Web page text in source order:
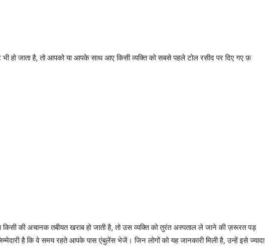
हो जाता है, तो आपको या आपके साथ आए किसी व्यक्ति को सबसे पहले टोल रसीद पर दिए गए फ़
की अचानक तबीयत खराब हो जाती है, तो उस व्यक्ति को तुरंत अस्पताल ले जाने की ज़रूरत पड़
है कि वे समय रहते आपके पास एंबुलेंस भेजें। जिन लोगों को यह जानकारी मिली है, उन्हें इसे ज्यादा